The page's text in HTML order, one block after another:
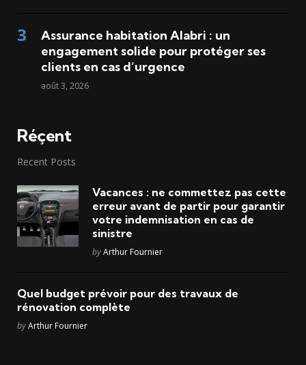
Assurance habitation Alabri : un
engagement solide pour protéger ses
clients en cas d’urgence
août 3, 2026
Réçent
Recent Posts
Vacances : ne commettez pas cette
erreur avant de partir pour garantir
votre indemnisation en cas de
sinistre
Posted
byArthur Fournier
Quel budget prévoir pour des travaux de
rénovation complète
Posted
byArthur Fournier